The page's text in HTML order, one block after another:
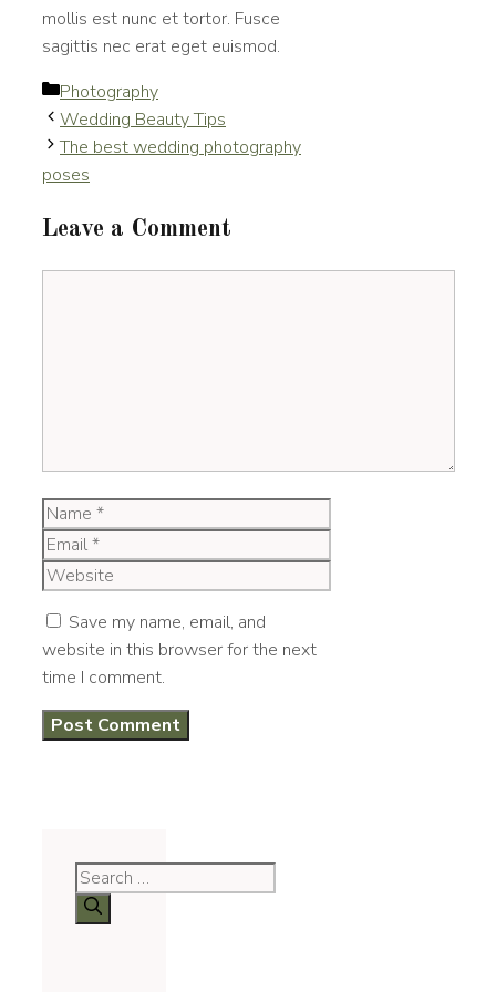
mollis est nunc et tortor. Fusce
sagittis nec erat eget euismod.
Categories
Photography
Wedding Beauty Tips
The best wedding photography
poses
Leave a Comment
Name
Email
Website
Save my name, email, and
website in this browser for the next
time I comment.
Search
for: